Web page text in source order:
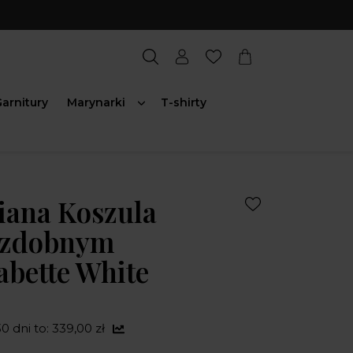
Marynarki T-shirty
Koszula
White
dni to: 339,00 zł